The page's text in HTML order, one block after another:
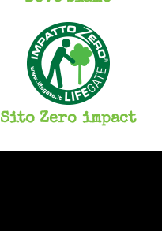
Sito Zero impact